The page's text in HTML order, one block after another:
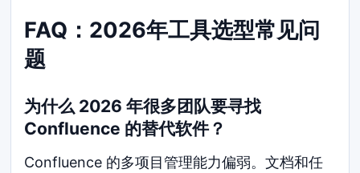
FAQ：2026年工具选型常见问
题
为什么 2026 年很多团队要寻找
Confluence 的替代软件？
Confluence 的多项目管理能力偏弱。文档和任